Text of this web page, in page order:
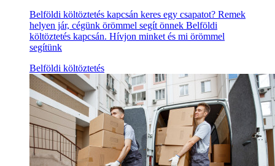
Belföldi költöztetés kapcsán keres egy csapatot? Remek
helyen jár, cégünk örömmel segít önnek Belföldi
költöztetés kapcsán. Hívjon minket és mi örömmel
segítünk
Belföldi költöztetés